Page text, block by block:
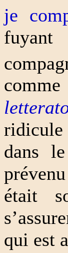
je
fuyant
ridicule
dans
était
qui est